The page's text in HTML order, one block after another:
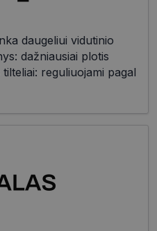
daugeliui vidutinio
dažniausiai plotis
reguliuojami pagal